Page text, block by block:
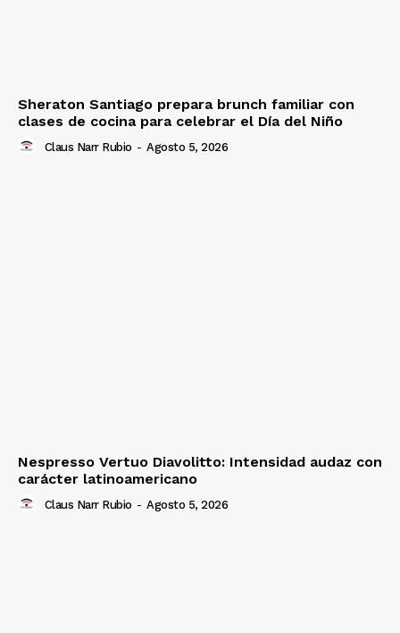
Sheraton Santiago prepara brunch familiar con
clases de cocina para celebrar el Día del Niño
Claus Narr Rubio - Agosto 5, 2026
Nespresso Vertuo Diavolitto: Intensidad audaz con
carácter latinoamericano
Claus Narr Rubio - Agosto 5, 2026